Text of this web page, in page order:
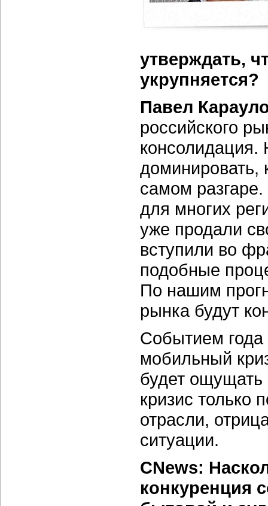
утверждать,
укрупняется?
Павел
российского
консолидация.
доминировать,
самом
для многих
уже продали
вступили во
подобные
По нашим
рынка будут
Событием года
мобильный
будет ощущать
кризис только
отрасли,
ситуации.
CNews:
конкуренция